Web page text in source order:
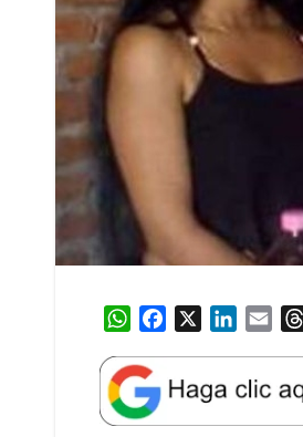
W
a
t
s
e
b
k
e
l